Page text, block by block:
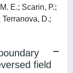
E.; Scarin, P.;
D.;
field